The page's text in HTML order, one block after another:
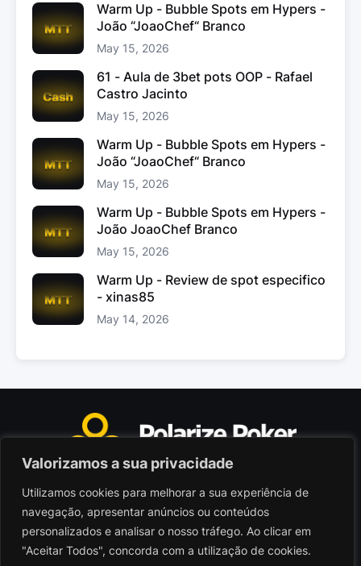
Valorizamos a sua privacidade
Utilizamos cookies para melhorar a sua experiência de
navegação, apresentar anúncios ou conteúdos
personalizados e analisar o nosso tráfego. Ao clicar em
"Aceitar Todos", concorda com a utilização de cookies.
Warm Up - Bubble Spots em Hypers -
João “JoaoChef“ Branco
May 15, 2026
61 - Aula de 3bet pots OOP - Rafael
Castro Jacinto
May 15, 2026
Warm Up - Bubble Spots em Hypers -
João “JoaoChef“ Branco
May 15, 2026
Warm Up - Bubble Spots em Hypers -
João JoaoChef Branco
May 15, 2026
Warm Up - Review de spot especifico
- xinas85
May 14, 2026
Polarize Poker Limited, Malta
Sociedade comercial registada sob n.º C103402
© 2026 - Polarize Poker